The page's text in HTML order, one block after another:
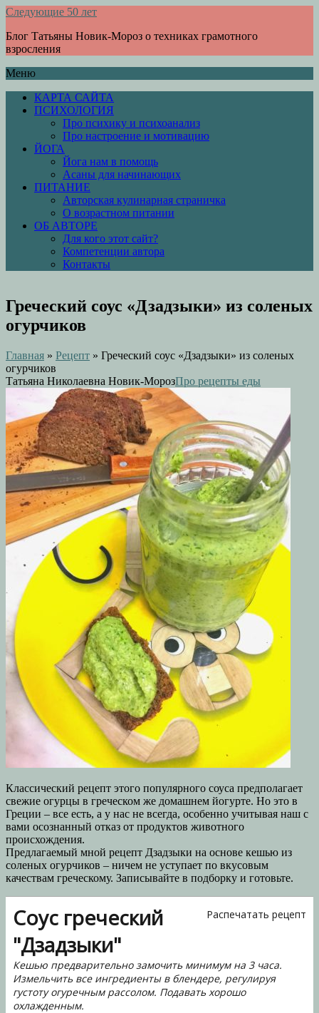
Следующие 50 лет
Блог Татьяны Новик-Мороз о техниках грамотного
взросления
Меню
КАРТА САЙТА
ПСИХОЛОГИЯ
Про психику и психоанализ
Про настроение и мотивацию
ЙОГА
Йога нам в помощь
Асаны для начинающих
ПИТАНИЕ
Авторская кулинарная страничка
О возрастном питании
ОБ АВТОРЕ
Для кого этот сайт?
Компетенции автора
Контакты
Греческий соус «Дзадзыки» из соленых
огурчиков
Главная » Рецепт » Греческий соус «Дзадзыки» из соленых
огурчиков
Татьяна Николаевна Новик-МорозПро рецепты еды
Классический рецепт этого популярного соуса предполагает
свежие огурцы в греческом же домашнем йогурте. Но это в
Греции – все есть, а у нас не всегда, особенно учитывая наш с
вами осознанный отказ от продуктов животного
происхождения.
Предлагаемый мной рецепт Дзадзыки на основе кешью из
соленых огурчиков – ничем не уступает по вкусовым
качествам греческому. Записывайте в подборку и готовьте.
Распечатать рецепт
Соус греческий
"Дзадзыки"
Кешью предварительно замочить минимум на 3 часа.
Измельчить все ингредиенты в блендере, регулируя
густоту огуречным рассолом. Подавать хорошо
охлажденным.